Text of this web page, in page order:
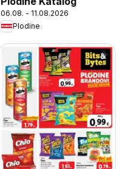
06.08. - 11.08.2026
Plodine